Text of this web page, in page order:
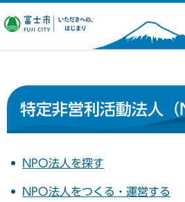
富士市 いただ
特定非営利活動法人
NPO法人を探す
NPO法人をつくる・運営する